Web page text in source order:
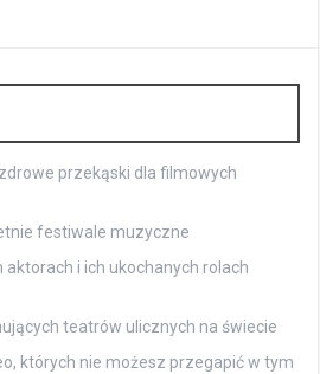
przekąski dla filmowych
festiwale muzyczne
aktorach i ich ukochanych rolach
teatrów ulicznych na świecie
których nie możesz przegapić w tym